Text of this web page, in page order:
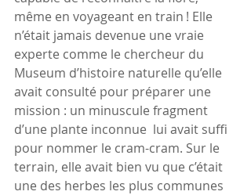
même en voyageant en train ! Elle
n’était jamais devenue une vraie
experte comme le chercheur du
Museum d’histoire naturelle qu’elle
avait consulté pour préparer une
mission : un minuscule fragment
d’une plante inconnue  lui avait suffi
pour nommer le cram-cram. Sur le
terrain, elle avait bien vu que c’était
une des herbes les plus communes